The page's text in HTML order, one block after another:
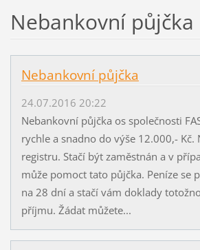
Nebankovní půjčka
Nebankovní půjčka
24.07.2016 20:22
Nebankovní půjčka os společnosti
rychle a snadno do výše 12.000,- Kč.
registru. Stačí být zaměstnán a v
může pomoct tato půjčka. Peníze se
na 28 dní a stačí vám doklady
příjmu. Žádat můžete...